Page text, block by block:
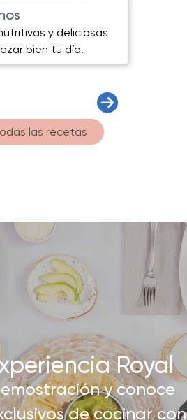
y deliciosas
bien tu día.
las recetas
Royal​
y conoce
de cocinar con